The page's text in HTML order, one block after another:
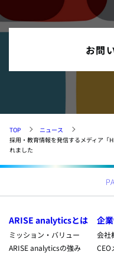
お問
TOP
ニュース
採用・教育情報を発信するメディア「
れました
ARISE analyticsとは
ミッション・バリュー
ARISE analyticsの強み
企
会社
CEO